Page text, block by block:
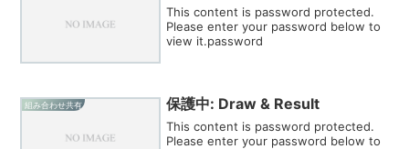
This content is password protected.
Please enter your password below to
view it.password
組み合わせ共有 保護中: Draw & Result
This content is password protected.
Please enter your password below to